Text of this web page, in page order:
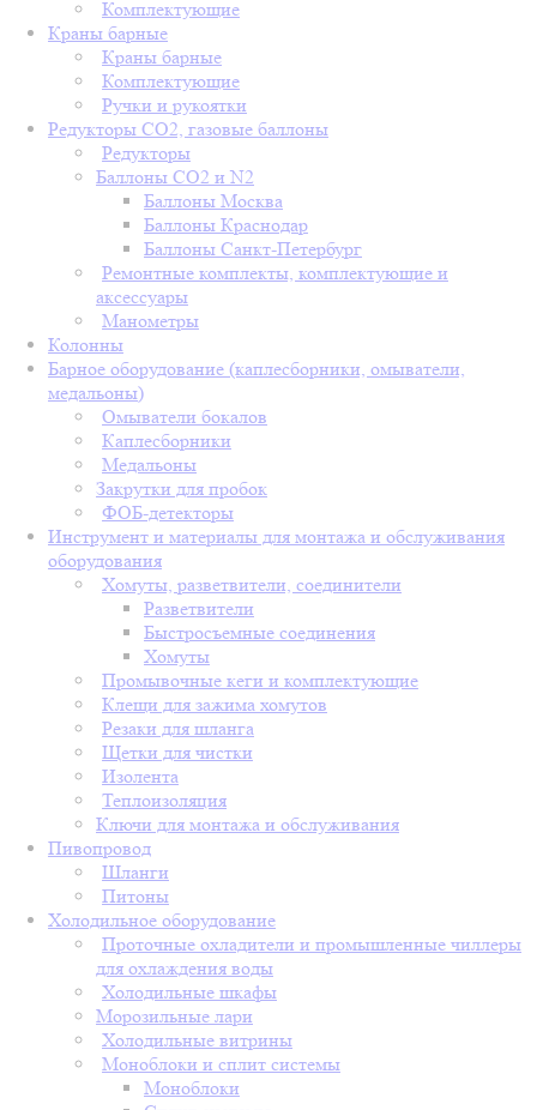
Комплектующие
Краны барные
Краны барные
Комплектующие
Ручки и рукоятки
Редукторы СО2, газовые баллоны
Редукторы
Баллоны СО2 и N2
Баллоны Москва
Баллоны Краснодар
Баллоны Санкт-Петербург
Ремонтные комплекты, комплектующие и
аксессуары
Манометры
Колонны
Барное оборудование (каплесборники, омыватели,
медальоны)
Омыватели бокалов
Каплесборники
Медальоны
Закрутки для пробок
ФОБ-детекторы
Инструмент и материалы для монтажа и обслуживания
оборудования
Хомуты, разветвители, соединители
Разветвители
Быстросъемные соединения
Хомуты
Промывочные кеги и комплектующие
Клещи для зажима хомутов
Резаки для шланга
Щетки для чистки
Изолента
Теплоизоляция
Ключи для монтажа и обслуживания
Пивопровод
Шланги
Питоны
Холодильное оборудование
Проточные охладители и промышленные чиллеры
для охлаждения воды
Холодильные шкафы
Морозильные лари
Холодильные витрины
Моноблоки и сплит системы
Моноблоки